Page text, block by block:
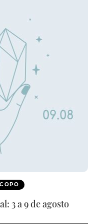
3 a 9 de agosto